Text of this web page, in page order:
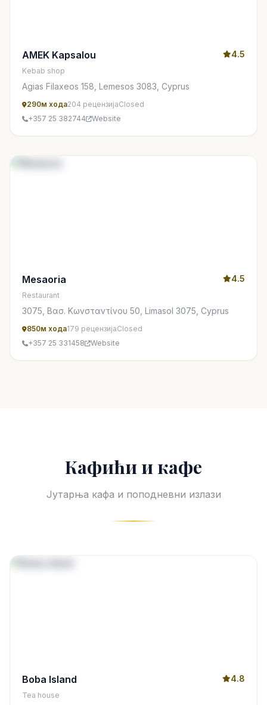
AMEK Kapsalou 4.5
Kebab shop
Agias Filaxeos 158, Lemesos 3083, Cyprus
290м хода204 рецензијаClosed
+357 25 382744
Website
Mesaoria 4.5
Restaurant
3075, Βασ. Κωνσταντίνου 50, Limasol 3075, Cyprus
850м хода179 рецензијаClosed
+357 25 331458
Website
Кафићи и кафе
Јутарња кафа и поподневни излази
Boba Island 4.8
Tea house